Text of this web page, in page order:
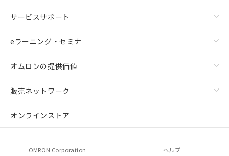
サービスサポート
eラーニング・セミナ
オムロンの提供価値
販売ネットワーク
オンラインストア
OMRON Corporation ヘルプ